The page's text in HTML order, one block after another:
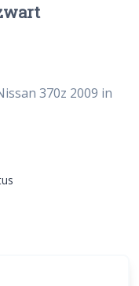
370z 2009 in